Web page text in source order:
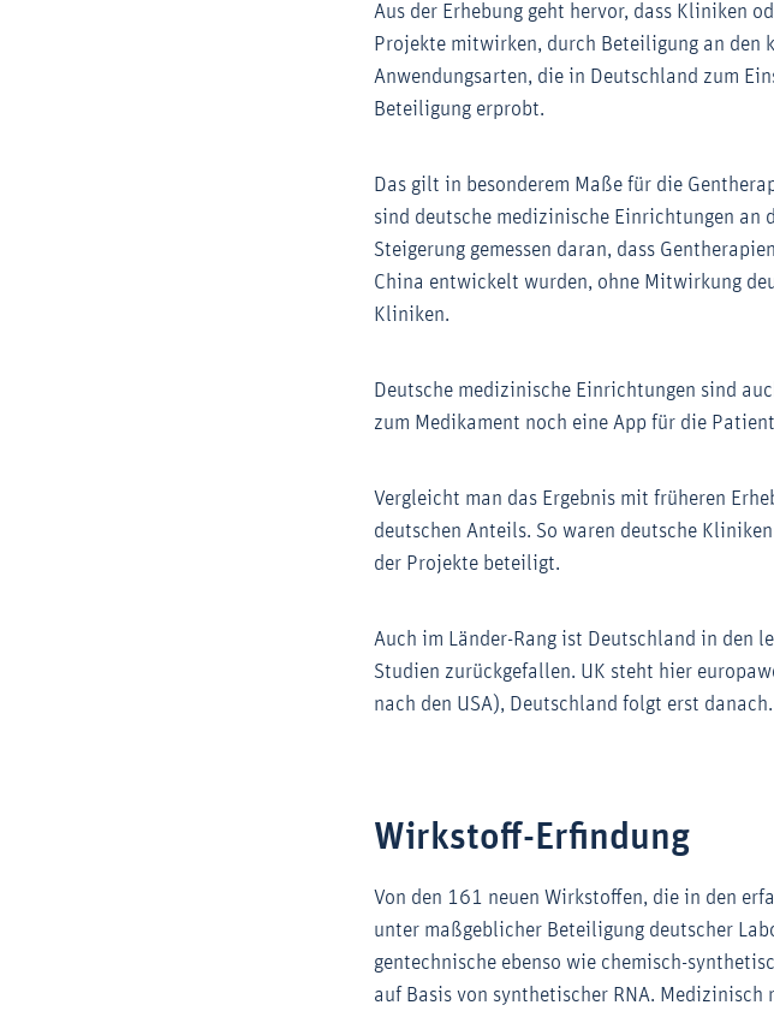
Aus der Erhebung geht hervor, dass Kliniken
Projekte mitwirken, durch Beteiligung an den
Anwendungsarten, die in Deutschland zum
Beteiligung erprobt.
Das gilt in besonderem Maße für die
sind deutsche medizinische Einrichtungen
Steigerung gemessen daran, dass
China entwickelt wurden, ohne Mitwirkung
Kliniken.
Deutsche medizinische Einrichtungen sind
zum Medikament noch eine App für die
Vergleicht man das Ergebnis mit früheren
deutschen Anteils. So waren deutsche
der Projekte beteiligt.
Auch im Länder-Rang ist Deutschland in den
Studien zurückgefallen. UK steht hier
nach den USA), Deutschland folgt erst danach.
Wirkstoff-Erfindung
Von den 161 neuen Wirkstoffen, die in den
unter maßgeblicher Beteiligung deutscher
gentechnische ebenso wie chemisch-
auf Basis von synthetischer RNA.